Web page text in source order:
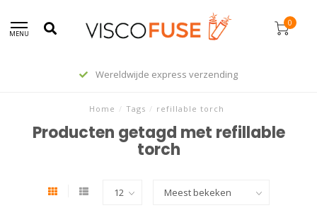
MENU
0
Wereldwijde express verzending
Home / Tags / refillable torch
Producten getagd met refillable
torch